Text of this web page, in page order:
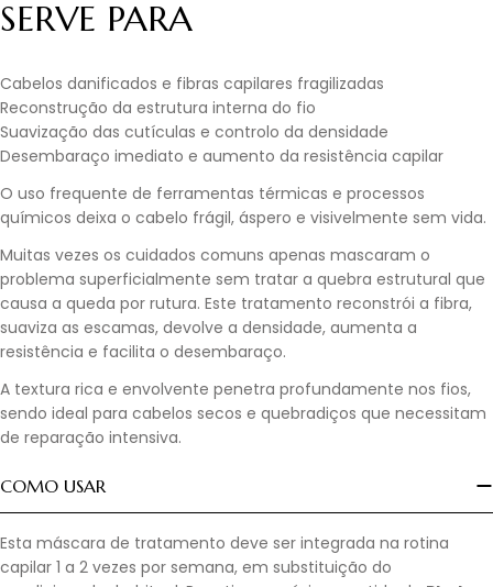
SERVE PARA
Cabelos danificados e fibras capilares fragilizadas
Reconstrução da estrutura interna do fio
Suavização das cutículas e controlo da densidade
Desembaraço imediato e aumento da resistência capilar
O uso frequente de ferramentas térmicas e processos
químicos deixa o cabelo frágil, áspero e visivelmente sem vida.
Muitas vezes os cuidados comuns apenas mascaram o
problema superficialmente sem tratar a quebra estrutural que
causa a queda por rutura. Este tratamento reconstrói a fibra,
suaviza as escamas, devolve a densidade, aumenta a
resistência e facilita o desembaraço.
A textura rica e envolvente penetra profundamente nos fios,
sendo ideal para cabelos secos e quebradiços que necessitam
de reparação intensiva.
COMO USAR
Esta máscara de tratamento deve ser integrada na rotina
capilar 1 a 2 vezes por semana, em substituição do